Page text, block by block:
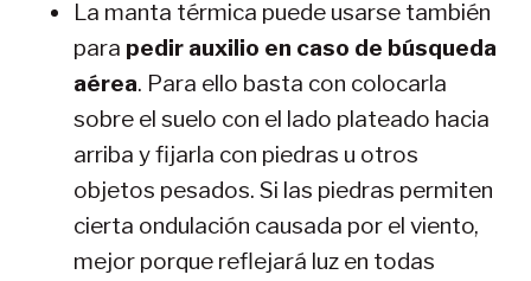
La manta térmica puede usarse también
para pedir auxilio en caso de búsqueda
aérea. Para ello basta con colocarla
sobre el suelo con el lado plateado hacia
arriba y fijarla con piedras u otros
objetos pesados. Si las piedras permiten
cierta ondulación causada por el viento,
mejor porque reflejará luz en todas